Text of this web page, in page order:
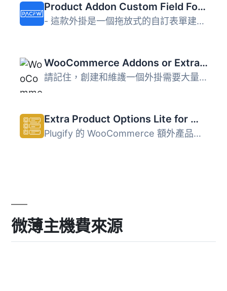
Product Addon Custom Field For Woocommerce
- 這款外掛是一個拖放式的自訂表單建立程式，可讓使用者在產...
WooCommerce Addons or Extra Options for Product
請記住，創建和維護一個外掛需要大量的時間和資源，我必須有...
Extra Product Options Lite for WooCommerce
Plugify 的 WooCommerce 額外產品外掛可讓您使用 10 種類型的...
微薄主機費來源